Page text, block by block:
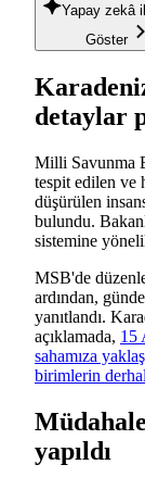
Yapay zekâ
Göster
detaylar
Milli Savunma
tespit edilen ve
düşürülen
bulundu.
sistemine
MSB'de
ardından,
yanıtlandı.
açıklamada, 15
sahamıza
birimlerin
yapıldı